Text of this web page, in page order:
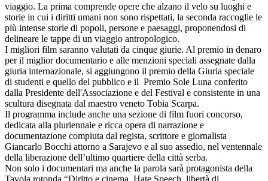
viaggio. La prima comprende opere che alzano il velo su luoghi e
storie in cui i diritti umani non sono rispettati, la seconda raccoglie le
più intense storie di popoli, persone e paesaggi, proponendosi di
delineare le tappe di un viaggio antropologico.
I migliori film saranno valutati da cinque giurie. Al premio in denaro
per il miglior documentario e alle menzioni speciali assegnate dalla
giuria internazionale, si aggiungono il premio della Giuria speciale
di studenti e quello del pubblico e il Premio Sole Luna conferito
dalla Presidente dell'Associazione e del Festival e consistente in una
scultura disegnata dal maestro veneto Tobia Scarpa.
Il programma include anche una sezione di film fuori concorso,
dedicata alla pluriennale e ricca opera di narrazione e
documentazione compiuta dal regista, scrittore e giornalista
Giancarlo Bocchi attorno a Sarajevo e al suo assedio, nel ventennale
della liberazione dell’ultimo quartiere della città serba.
Non solo i documentari ma anche la parola sarà protagonista della